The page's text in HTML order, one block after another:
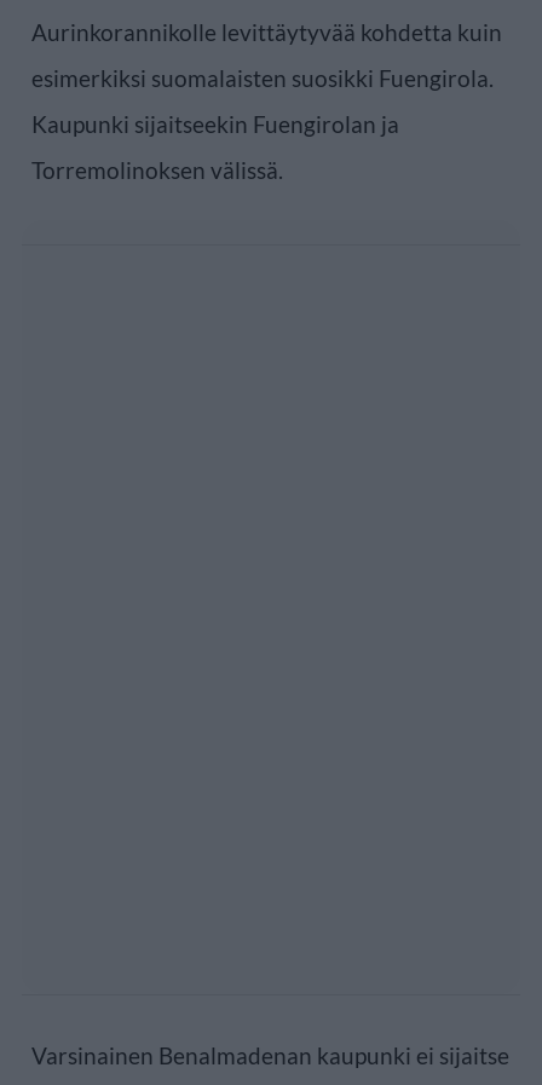
Aurinkorannikolle levittäytyvää kohdetta kuin
esimerkiksi suomalaisten suosikki Fuengirola.
Kaupunki sijaitseekin Fuengirolan ja
Torremolinoksen välissä.
Varsinainen Benalmadenan kaupunki ei sijaitse